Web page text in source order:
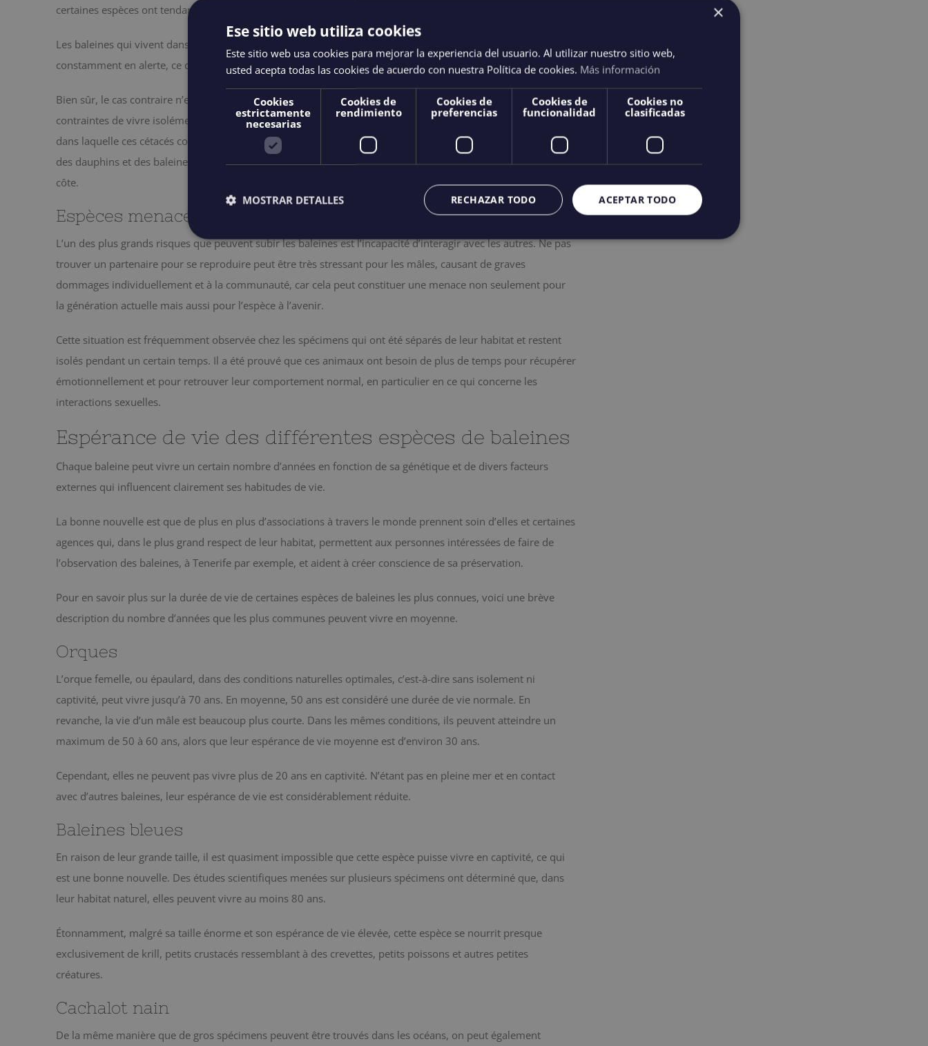
certaines espèces ont tendance à subir un plus grand stress que d’autres.
Les baleines qui vivent dans un environnement menacé par les prédateurs de leur espèce doivent être
constamment en alerte, ce qui provoque un stress énorme.
Bien sûr, le cas contraire n’est pas une meilleure option: les espèces qui sont retirées de leur habitat et
contraintes de vivre isolément ont tendance à tomber en dépression. La situation normale devrait être celle
dans laquelle ces cétacés coexistent en harmonie avec d’autres espèces marines. Sur ce sujet, l’observation
des dauphins et des baleines à Tenerife est possible simplement en naviguant à quelques kilomètres de la
côte.
Espèces menacées
L’un des plus grands risques que peuvent subir les baleines est l’incapacité d’interagir avec les autres. Ne pas
trouver un partenaire pour se reproduire peut être très stressant pour les mâles, causant de graves
dommages individuellement et à la communauté, car cela peut constituer une menace non seulement pour
la génération actuelle mais aussi pour l’espèce à l’avenir.
Cette situation est fréquemment observée chez les spécimens qui ont été séparés de leur habitat et restent
isolés pendant un certain temps. Il a été prouvé que ces animaux ont besoin de plus de temps pour récupérer
émotionnellement et pour retrouver leur comportement normal, en particulier en ce qui concerne les
interactions sexuelles.
Espérance de vie des différentes espèces de baleines
Chaque baleine peut vivre un certain nombre d’années en fonction de sa génétique et de divers facteurs
externes qui influencent clairement ses habitudes de vie.
La bonne nouvelle est que de plus en plus d’associations à travers le monde prennent soin d’elles et certaines
agences qui, dans le plus grand respect de leur habitat, permettent aux personnes intéressées de faire de
l’observation des baleines, à Tenerife par exemple, et aident à créer conscience de sa préservation.
Pour en savoir plus sur la durée de vie de certaines espèces de baleines les plus connues, voici une brève
description du nombre d’années que les plus communes peuvent vivre en moyenne.
Orques
L’orque femelle, ou épaulard, dans des conditions naturelles optimales, c’est-à-dire sans isolement ni
captivité, peut vivre jusqu’à 70 ans. En moyenne, 50 ans est considéré une durée de vie normale. En
revanche, la vie d’un mâle est beaucoup plus courte. Dans les mêmes conditions, ils peuvent atteindre un
maximum de 50 à 60 ans, alors que leur espérance de vie moyenne est d’environ 30 ans.
Cependant, elles ne peuvent pas vivre plus de 20 ans en captivité. N’étant pas en pleine mer et en contact
avec d’autres baleines, leur espérance de vie est considérablement réduite.
Baleines bleues
En raison de leur grande taille, il est quasiment impossible que cette espèce puisse vivre en captivité, ce qui
est une bonne nouvelle. Des études scientifiques menées sur plusieurs spécimens ont déterminé que, dans
leur habitat naturel, elles peuvent vivre au moins 80 ans.
Étonnamment, malgré sa taille énorme et son espérance de vie élevée, cette espèce se nourrit presque
exclusivement de krill, petits crustacés ressemblant à des crevettes, petits poissons et autres petites
créatures.
Cachalot nain
De la même manière que de gros spécimens peuvent être trouvés dans les océans, on peut également
×
Ese sitio web utiliza cookies
Este sitio web usa cookies para mejorar la experiencia del usuario. Al utilizar nuestro sitio web,
usted acepta todas las cookies de acuerdo con nuestra Política de cookies. Más información
Cookies
estrictamente
necesarias
Cookies de
rendimiento
Cookies de
preferencias
Cookies de
funcionalidad
Cookies no
clasificadas
ACEPTAR TODO
RECHAZAR TODO
MOSTRAR DETALLES